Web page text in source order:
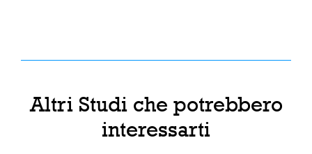
Altri Studi che potrebbero
interessarti